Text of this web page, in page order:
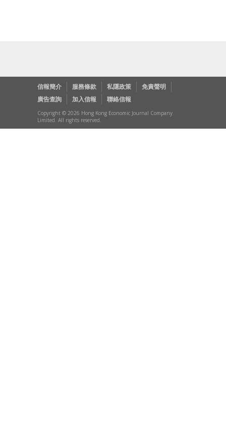
信報簡介 服務條款 私隱政策
免責聲明
廣告查詢
加入信報 聯絡信報
Copyright © 2026 Hong Kong Economic Journal Company
Limited. All rights reserved.